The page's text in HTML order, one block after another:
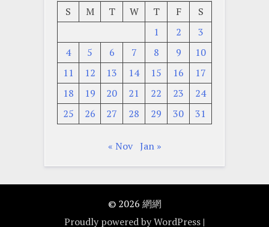
S
M T W T F
S
1
2
3
4
5 6 7 8 9
10
11
12 13 14 15 16
17
18
19 20 21 22 23
24
25
26 27 28 29 30 31
« Nov Jan »
© 2026 網網
Proudly powered by WordPress |